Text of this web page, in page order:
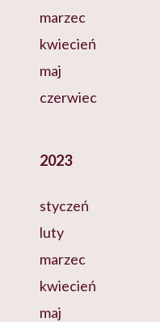
marzec
kwiecień
maj
czerwiec
2023
styczeń
luty
marzec
kwiecień
maj